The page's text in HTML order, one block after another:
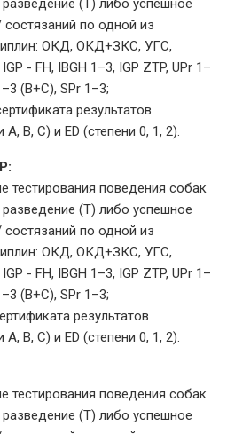
(Т) либо успешное
по одной из
ОКД, ОКД+ЗКС, УГС,
- FH, IBGH 1–3, IGP ZTP, UPr 1–
(B+C), SPr 1–3;
результатов
B, C) и ED (степени 0, 1, 2).
поведения собак
(Т) либо успешное
по одной из
ОКД, ОКД+ЗКС, УГС,
- FH, IBGH 1–3, IGP ZTP, UPr 1–
(B+C), SPr 1–3;
результатов
B, C) и ED (степени 0, 1, 2).
поведения собак
(Т) либо успешное